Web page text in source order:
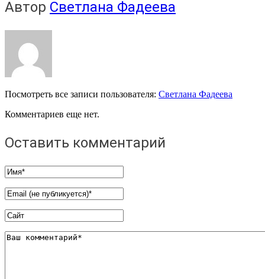
Автор Светлана Фадеева
Посмотреть все записи пользователя: Светлана Фадеева
Комментариев еще нет.
Оставить комментарий